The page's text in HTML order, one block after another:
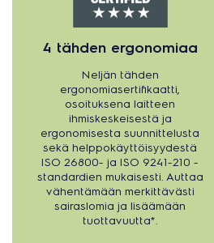
4 tähden ergonomiaa
Neljän tähden
ergonomiasertifikaatti,
osoituksena laitteen
ihmiskeskeisestä ja
ergonomisesta suunnittelusta
sekä helppokäyttöisyydestä
ISO 26800- ja ISO 9241-210 -
standardien mukaisesti. Auttaa
vähentämään merkittävästi
sairaslomia ja lisäämään
tuottavuutta*.